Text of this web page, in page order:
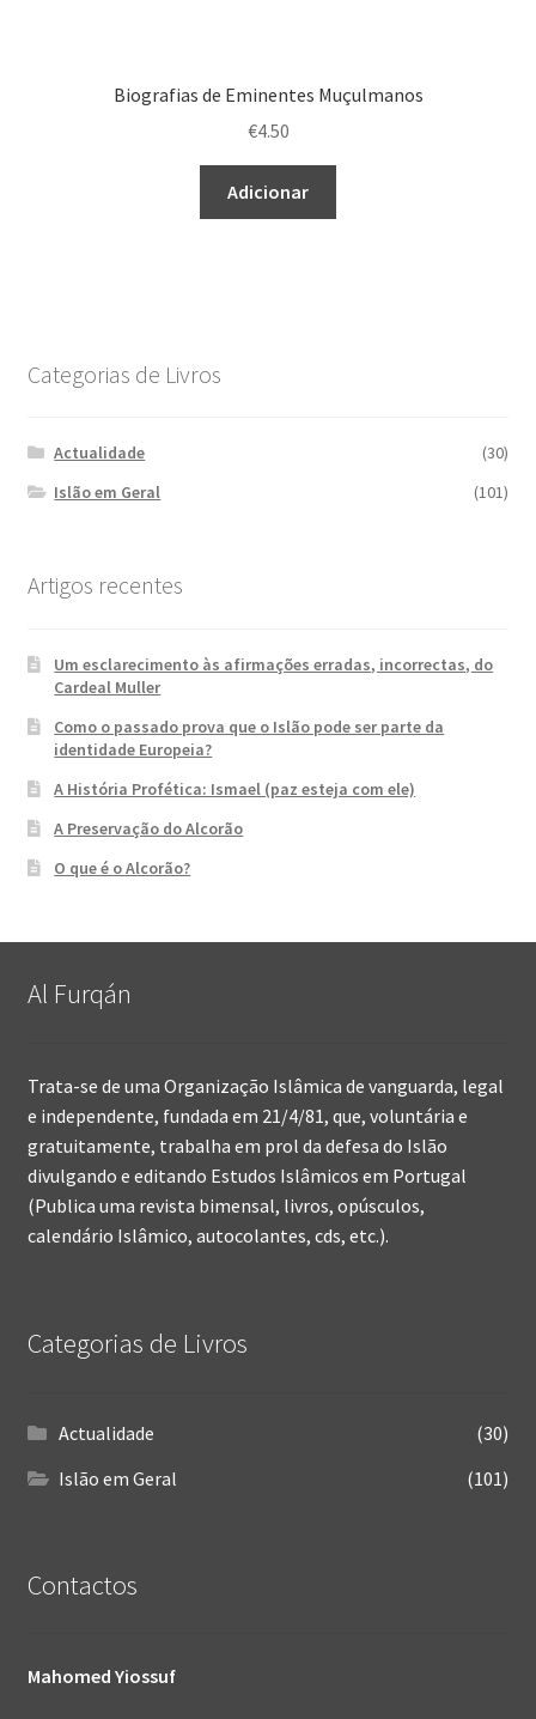
Biografias de Eminentes Muçulmanos
€4.50
Adicionar
Categorias de Livros
Actualidade
(30)
Islão em Geral
(101)
Artigos recentes
Um esclarecimento às afirmações erradas, incorrectas, do
Cardeal Muller
Como o passado prova que o Islão pode ser parte da
identidade Europeia?
A História Profética: Ismael (paz esteja com ele)
A Preservação do Alcorão
O que é o Alcorão?
Al Furqán
Trata-se de uma Organização Islâmica de vanguarda, legal
e independente, fundada em 21/4/81, que, voluntária e
gratuitamente, trabalha em prol da defesa do Islão
divulgando e editando Estudos Islâmicos em Portugal
(Publica uma revista bimensal, livros, opúsculos,
calendário Islâmico, autocolantes, cds, etc.).
Categorias de Livros
Actualidade
(30)
Islão em Geral
(101)
Contactos
Mahomed Yiossuf